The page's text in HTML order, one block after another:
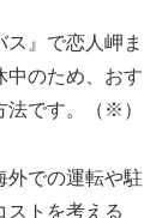
』で恋人岬ま
中のため、おす
法です。（※）
外での運転や駐
ストを考える